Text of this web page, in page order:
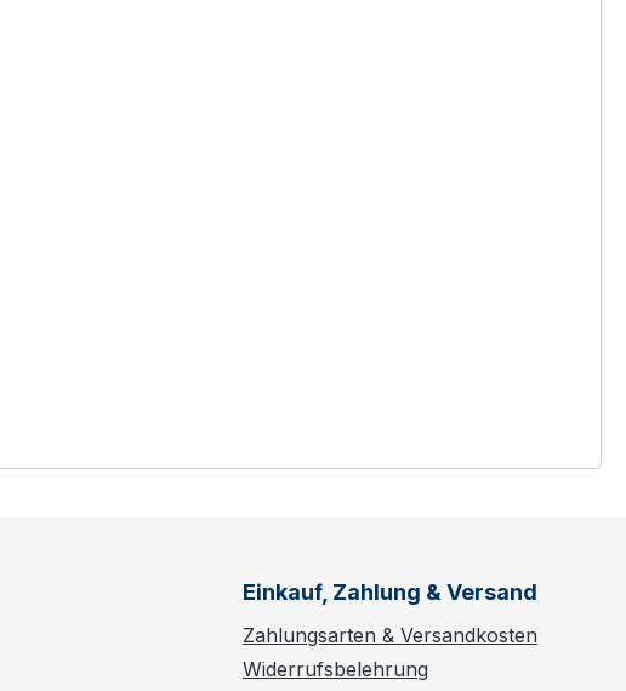
Einkauf, Zahlung & Versand
Zahlungsarten & Versandkosten
Widerrufsbelehrung